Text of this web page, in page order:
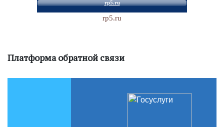
rp5.ru
Платформа обратной связи